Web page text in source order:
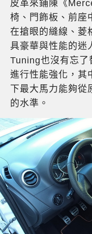
皮革來鋪陳《
椅、門飾板、前座
在搶眼的縫線、菱
具豪華與性能的迷
Tuning也沒有忘了
進行性能強化，其
下最大馬力能夠從
的水準。